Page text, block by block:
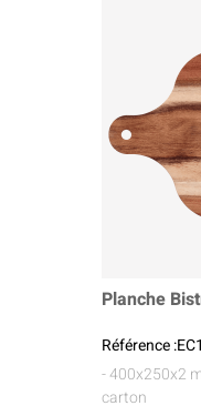
Planche
Référence
- 400x250x2
carton